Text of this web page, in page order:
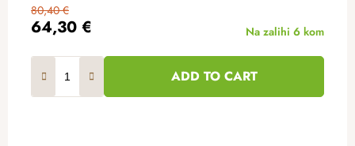
64,30 €
80,40 €
Na zalihi 6 kom
ADD TO CART